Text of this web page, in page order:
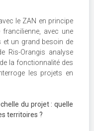
le ZAN en principe
avec une
et un grand besoin de
Ris-Orangis analyse
la fonctionnalité des
les projets en
du projet : quelle
territoires ?